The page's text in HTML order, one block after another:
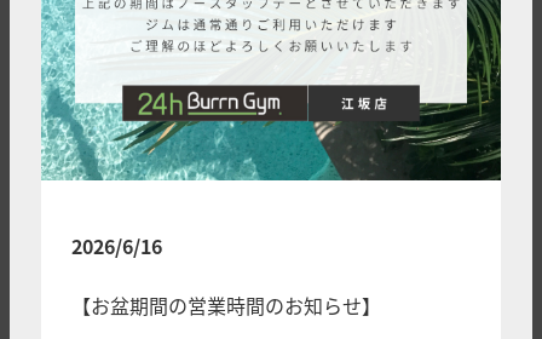
2026/6/16
【お盆期間の営業時間のお知らせ】